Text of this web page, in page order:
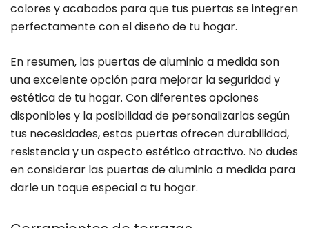
colores y acabados para que tus puertas se integren
perfectamente con el diseño de tu hogar.
En resumen, las puertas de aluminio a medida son
una excelente opción para mejorar la seguridad y
estética de tu hogar. Con diferentes opciones
disponibles y la posibilidad de personalizarlas según
tus necesidades, estas puertas ofrecen durabilidad,
resistencia y un aspecto estético atractivo. No dudes
en considerar las puertas de aluminio a medida para
darle un toque especial a tu hogar.